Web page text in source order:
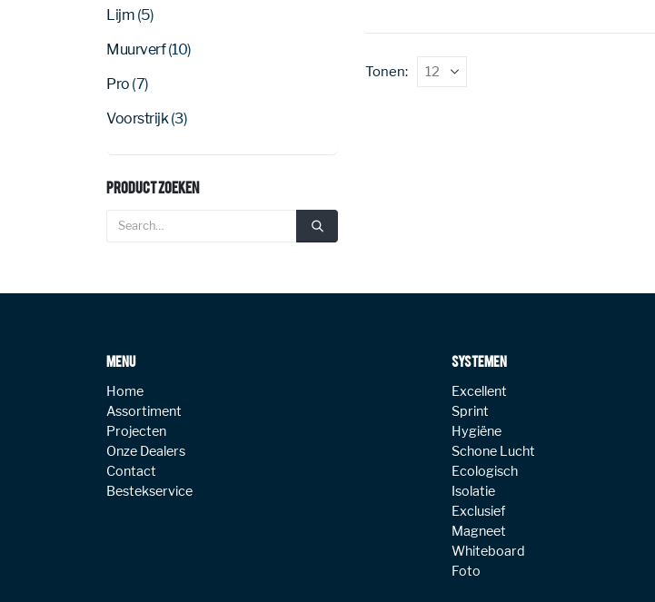
Tonen:
Lijm (5)
Muurverf (10)
Pro (7)
Voorstrijk(3)
Product Zoeken
MENU
Home
Assortiment
Projecten
Onze Dealers
Contact
Bestekservice
SYSTEMEN
Excellent
Sprint
Hygiëne
Schone Lucht
Ecologisch
Isolatie
Exclusief
Magneet
Whiteboard
Foto